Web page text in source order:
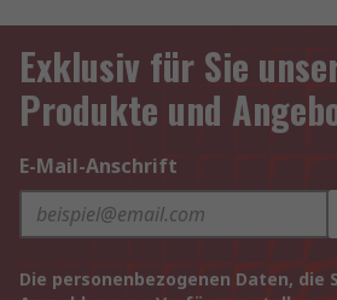
Exklusiv für Sie
Produkte und
E-Mail-Anschrift
Die personenbezogenen Daten, die